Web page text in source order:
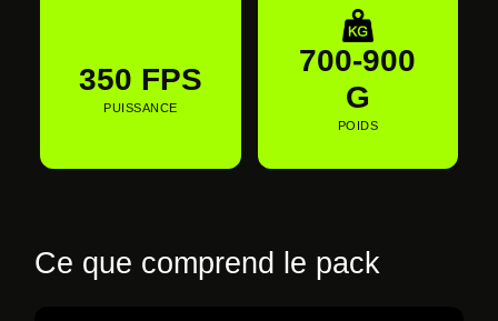
350 FPS
PUISSANCE
700-900
G
POIDS
Ce que comprend le pack